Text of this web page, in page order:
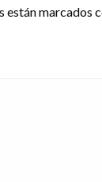
marcados